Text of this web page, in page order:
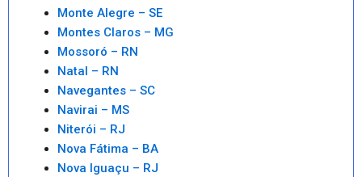
Monte Alegre – SE
Montes Claros – MG
Mossoró – RN
Natal – RN
Navegantes – SC
Navirai – MS
Niterói – RJ
Nova Fátima – BA
Nova Iguaçu – RJ